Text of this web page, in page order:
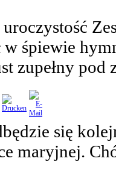
w śpiewie
zupełny
się
maryjnej.